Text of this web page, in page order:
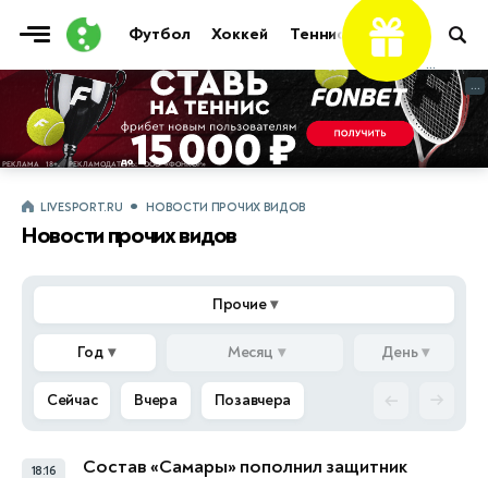
Футбол Хоккей Теннис Бои Прочие
...
...
LIVESPORT.RU НОВОСТИ ПРОЧИХ ВИДОВ
Новости прочих видов
Прочие ▾
Год ▾ Месяц ▾ День ▾
Сейчас Вчера Позавчера ← →
18:16
Состав «Самары» пополнил защитник